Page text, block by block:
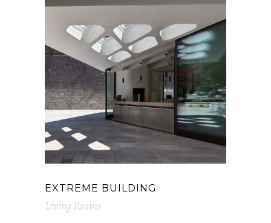
EXTREME BUILDING
Living Rooms